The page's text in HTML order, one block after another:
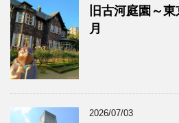
旧古河庭園～
月
2026/07/03